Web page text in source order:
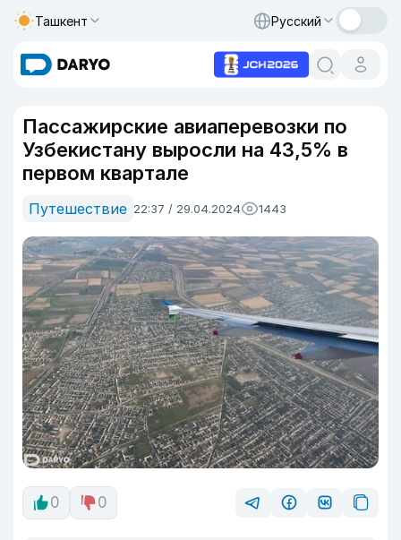
Ташкент Русский
Пассажирские авиаперевозки по
Узбекистану выросли на 43,5% в
первом квартале
Путешествие 22:37 / 29.04.2024 1443
0 0